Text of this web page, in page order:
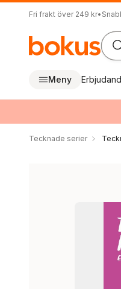
Fri frakt över 249 kr•
Meny
Tecknade serier